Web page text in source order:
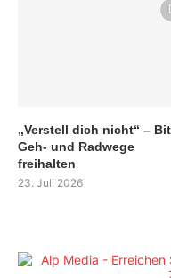
„Verstell dich nicht“ –
Geh- und Radwege
freihalten
23. Juli 2026